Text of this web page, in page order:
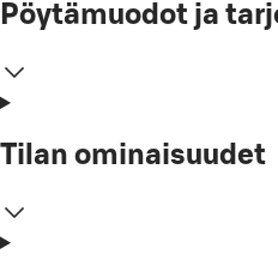
Pöytämuodot ja
Tilan ominaisuudet